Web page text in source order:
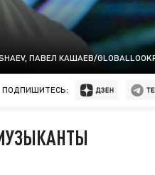
ПАВЕЛ КАШАЕВ/
ПОДПИШИТЕСЬ: